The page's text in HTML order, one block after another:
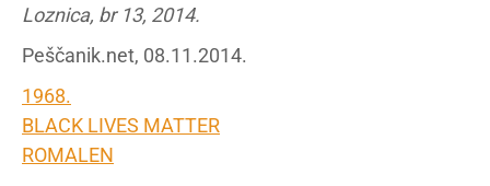
Loznica, br 13, 2014.
Peščanik.net, 08.11.2014.
1968.
BLACK LIVES MATTER
ROMALEN